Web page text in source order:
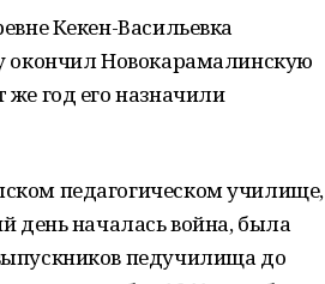
Кекен-Васильевка
окончил Новокарамалинскую
год его назначили
педагогическом училище,
день началась война, была
педучилища до